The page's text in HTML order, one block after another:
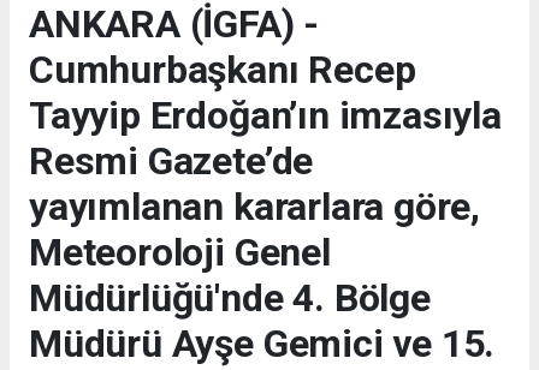
ANKARA (İGFA) -
Cumhurbaşkanı Recep
Tayyip Erdoğan’ın imzasıyla
Resmi Gazete’de
yayımlanan kararlara göre,
Meteoroloji Genel
Müdürlüğü'nde 4. Bölge
Müdürü Ayşe Gemici ve 15.